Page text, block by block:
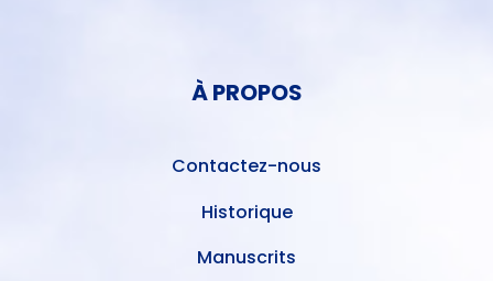
À PROPOS
Contactez-nous
Historique
Manuscrits